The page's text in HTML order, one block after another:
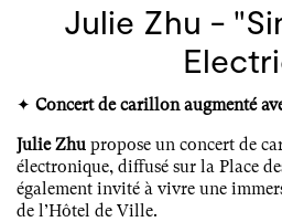
Julie Zhu -
✦ Concert de carillon augmenté
Julie Zhu propose un concert de
électronique, diffusé sur la Place
également invité à vivre une
de l’Hôtel de Ville.